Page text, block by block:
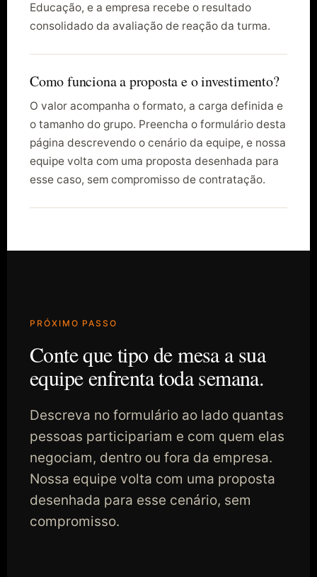
Educação, e a empresa recebe o resultado
consolidado da avaliação de reação da turma.
Como funciona a proposta e o investimento?
O valor acompanha o formato, a carga definida e
o tamanho do grupo. Preencha o formulário desta
página descrevendo o cenário da equipe, e nossa
equipe volta com uma proposta desenhada para
esse caso, sem compromisso de contratação.
PRÓXIMO PASSO
Conte que tipo de mesa a sua
equipe enfrenta toda semana.
Descreva no formulário ao lado quantas
pessoas participariam e com quem elas
negociam, dentro ou fora da empresa.
Nossa equipe volta com uma proposta
desenhada para esse cenário, sem
compromisso.